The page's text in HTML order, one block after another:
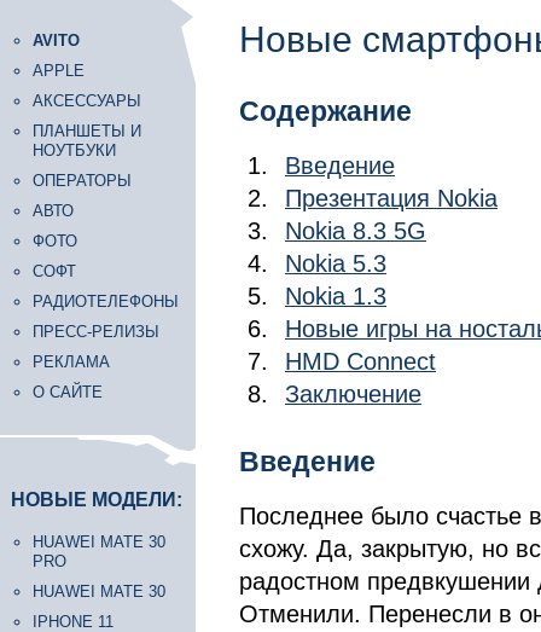
AVITO
APPLE
АКСЕССУАРЫ
ПЛАНШЕТЫ И
НОУТБУКИ
ОПЕРАТОРЫ
АВТО
ФОТО
СОФТ
РАДИОТЕЛЕФОНЫ
ПРЕСС-РЕЛИЗЫ
РЕКЛАМА
О САЙТЕ
НОВЫЕ МОДЕЛИ:
HUAWEI MATE 30
PRO
HUAWEI MATE 30
IPHONE 11
Новые
Содержание
Введение
Презентация Nokia
Nokia 8.3 5G
Nokia 5.3
Nokia 1.3
Новые игры на
HMD Connect
Заключение
Введение
Последнее было счастье
схожу. Да, закрытую, но
радостном
Отменили. Перенесли в